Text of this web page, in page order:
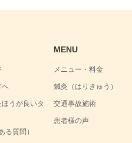
へ
うが良いタ
る質問）
MENU
メニュー・料金
鍼灸（はりきゅう）
交通事故施術
患者様の声